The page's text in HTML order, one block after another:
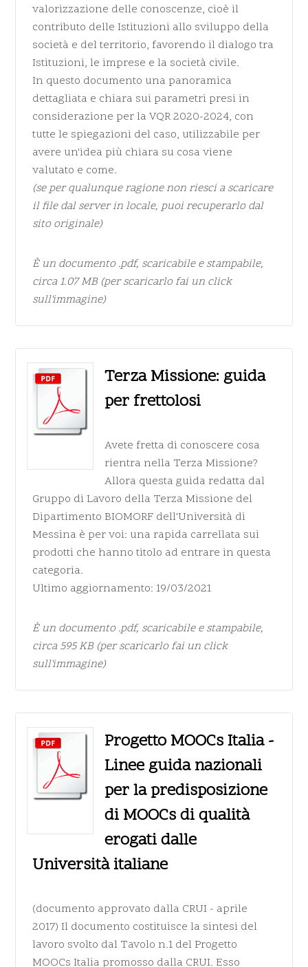
valorizzazione delle conoscenze, cioè il
contributo delle Istituzioni allo sviluppo della
società e del territorio, favorendo il dialogo tra
Istituzioni, le imprese e la società civile.
In questo documento una panoramica
dettagliata e chiara sui parametri presi in
considerazione per la VQR 2020-2024, con
tutte le spiegazioni del caso, utilizzabile per
avere un'idea più chiara su cosa viene
valutato e come.
(se per qualunque ragione non riesci a scaricare
il file dal server in locale, puoi recuperarlodal
sito originale)
È un documento.pdf, scaricabile e stampabile,
circa 1.07 MB (per scaricarlo fai un click
sull'immagine)
Terza Missione: guida
per frettolosi
Avete fretta di conoscere cosa
rientra nella Terza Missione?
Allora questa guida redatta dal
Gruppo di Lavoro della Terza Missione del
Dipartimento BIOMORF dell'Università di
Messina è per voi: una rapida carrellata sui
prodotti che hanno titolo ad entrare in questa
categoria.
Ultimo aggiornamento: 19/03/2021
È un documento.pdf, scaricabile e stampabile,
circa 595 KB (per scaricarlo fai un click
sull'immagine)
Progetto MOOCs Italia -
Linee guida nazionali
per la predisposizione
di MOOCs di qualità
erogati dalle
Università italiane
(documento approvato dalla CRUI - aprile
2017) Il documento costituisce la sintesi del
lavoro svolto dal Tavolo n.1 del Progetto
MOOCs Italia promosso dalla CRUI. Esso